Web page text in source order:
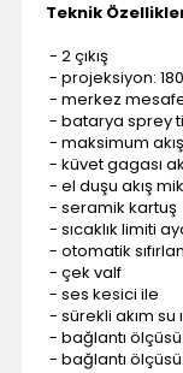
Teknik
- 2 çıkış
- projeksiyon:
- merkez
- batarya sprey
- maksimum
- küvet gagası
- el duşu akış
- seramik kartuş
- sıcaklık limiti
- otomatik
- çek valf
- ses kesici ile
- sürekli akım su
- bağlantı ölçüsü:
- bağlantı